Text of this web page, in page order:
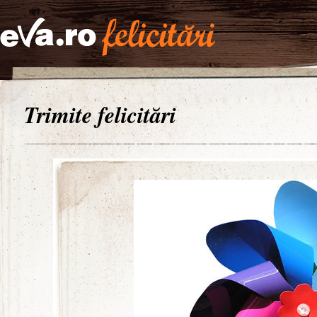
Trimite felicitări